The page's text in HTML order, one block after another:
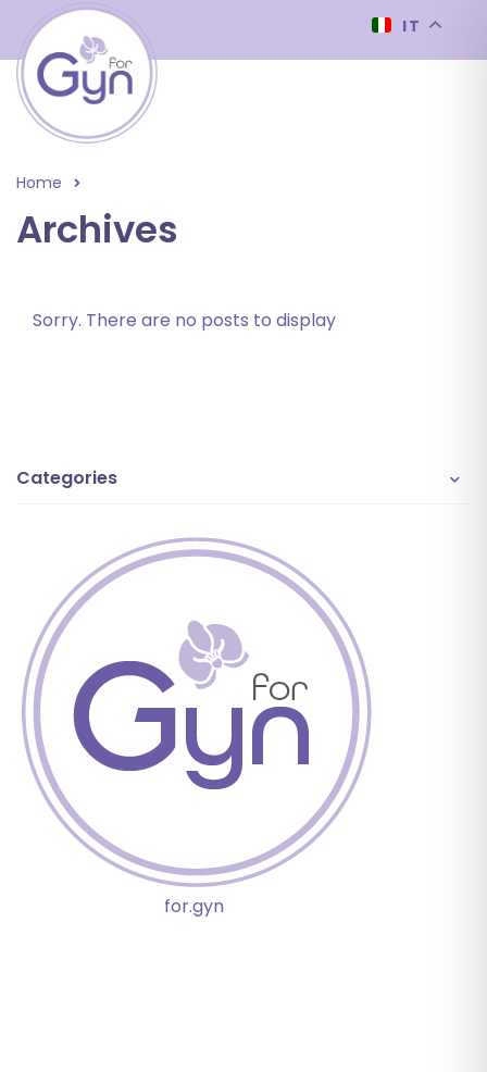
IT
Home
Archives
Sorry. There are no posts to display
Categories
for.gyn